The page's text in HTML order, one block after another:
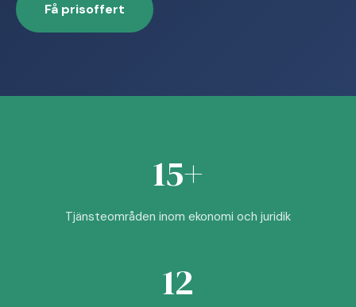
Få prisoffert
15+
Tjänsteområden inom ekonomi och juridik
12